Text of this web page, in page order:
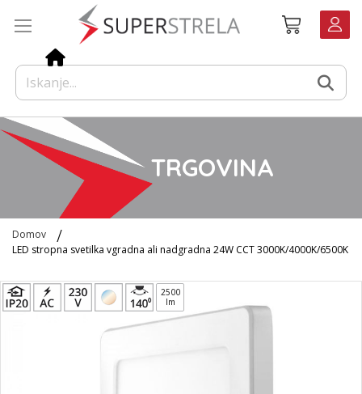
Košarica
TRGOVINA
Domov
LED stropna svetilka vgradna ali nadgradna 24W CCT 3000K/4000K/6500K
Preskoči
na
2500
lm